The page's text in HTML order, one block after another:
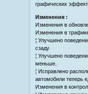
графических
Изменения :
Изменения в
Изменения в
¦ Улучшено
сзаду.
¦ Улучшено
меньше.
¦ Исправлено
автомобили теперь
Изменения в